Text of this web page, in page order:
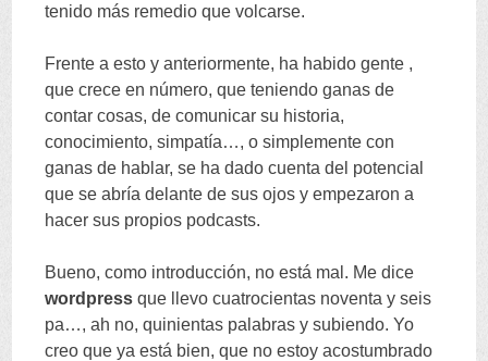
tenido más remedio que volcarse.
Frente a esto y anteriormente, ha habido gente ,
que crece en número,que teniendo ganas de
contar cosas,de comunicar su historia,
conocimiento,simpatía…,o simplemente con
ganas de hablar,se ha dado cuenta del potencial
que se abría delante de sus ojos y empezaron a
hacer sus propios podcasts.
Bueno,como introducción, no está mal . Me dice
wordpress que llevo cuatrocientas noventa y seis
pa…,ah no,quinientas palabras y subiendo.Yo
creo que ya está bien,que no estoy acostumbrado